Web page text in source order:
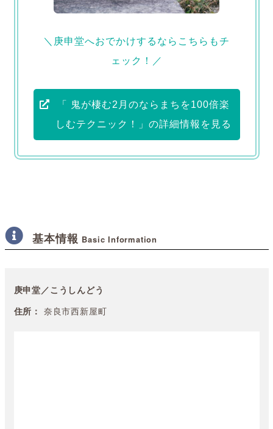
＼庚申堂へおでかけするならこちらもチ
ェック！／
「 鬼が棲む2月のならまちを100倍楽
しむテクニック！」の詳細情報を見る
基本情報 Basic Information
庚申堂／こうしんどう
住所： 奈良市西新屋町